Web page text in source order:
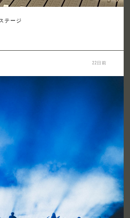
テージ
22日前